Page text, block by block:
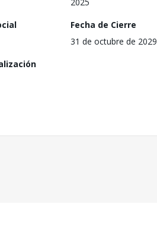
2025
Fecha de Cierre
31 de octubre de 2029